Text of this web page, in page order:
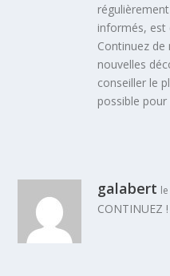
informés, est
Continuez
nouvelles
conseiller le
possible pour
galabert
CONTINUEZ